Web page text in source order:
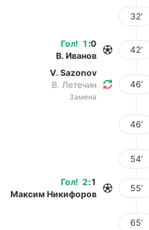
32’
Гол! 1 :0
В. Иванов
42’
V. Sazonov
В. Летечин
Замена
46’
46’
54’
Гол! 2:1
Максим Никифоров
55’
65’